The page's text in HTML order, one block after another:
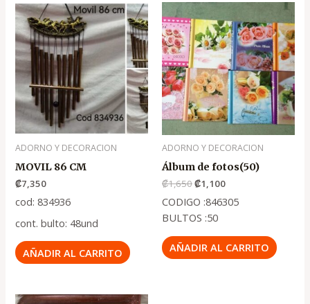
ADORNO Y DECORACION
MOVIL 86 CM
₡7,350
cod: 834936
cont. bulto: 48und
AÑADIR AL CARRITO
ADORNO Y DECORACION
Álbum de fotos(50)
₡1,650
El
precio
original
era:
.
₡1,650
₡1,100
precio
actual
es:
₡1,100
CODIGO :846305
BULTOS :50
AÑADIR AL CARRITO
El
El